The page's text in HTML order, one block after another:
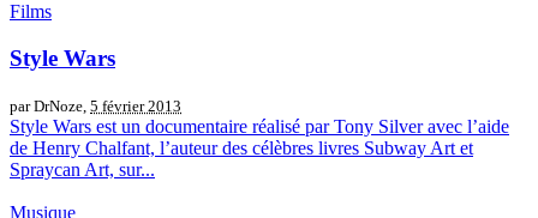
Films
Style Wars
par DrNoze, 5 février 2013
Style Wars est un documentaire réalisé par Tony Silver avec l’aide
de Henry Chalfant, l’auteur des célèbres livres Subway Art et
Spraycan Art, sur...
Musique